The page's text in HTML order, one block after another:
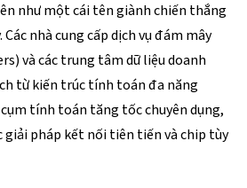
như một cái tên giành chiến thắng
nhà cung cấp dịch vụ đám mây
và các trung tâm dữ liệu doanh
từ kiến trúc tính toán đa năng
tính toán tăng tốc chuyên dụng,
giải pháp kết nối tiên tiến và chip tùy